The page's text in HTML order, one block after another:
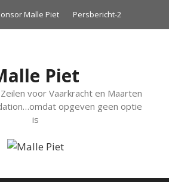
Malle Piet Persbericht-2
Piet
voor Vaarkracht en Maarten
opgeven geen optie
is